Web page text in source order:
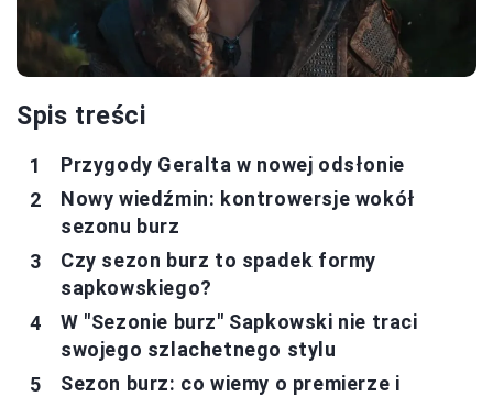
Spis treści
Przygody Geralta w nowej odsłonie
Nowy wiedźmin: kontrowersje wokół
sezonu burz
Czy sezon burz to spadek formy
sapkowskiego?
W "Sezonie burz" Sapkowski nie traci
swojego szlachetnego stylu
Sezon burz: co wiemy o premierze i